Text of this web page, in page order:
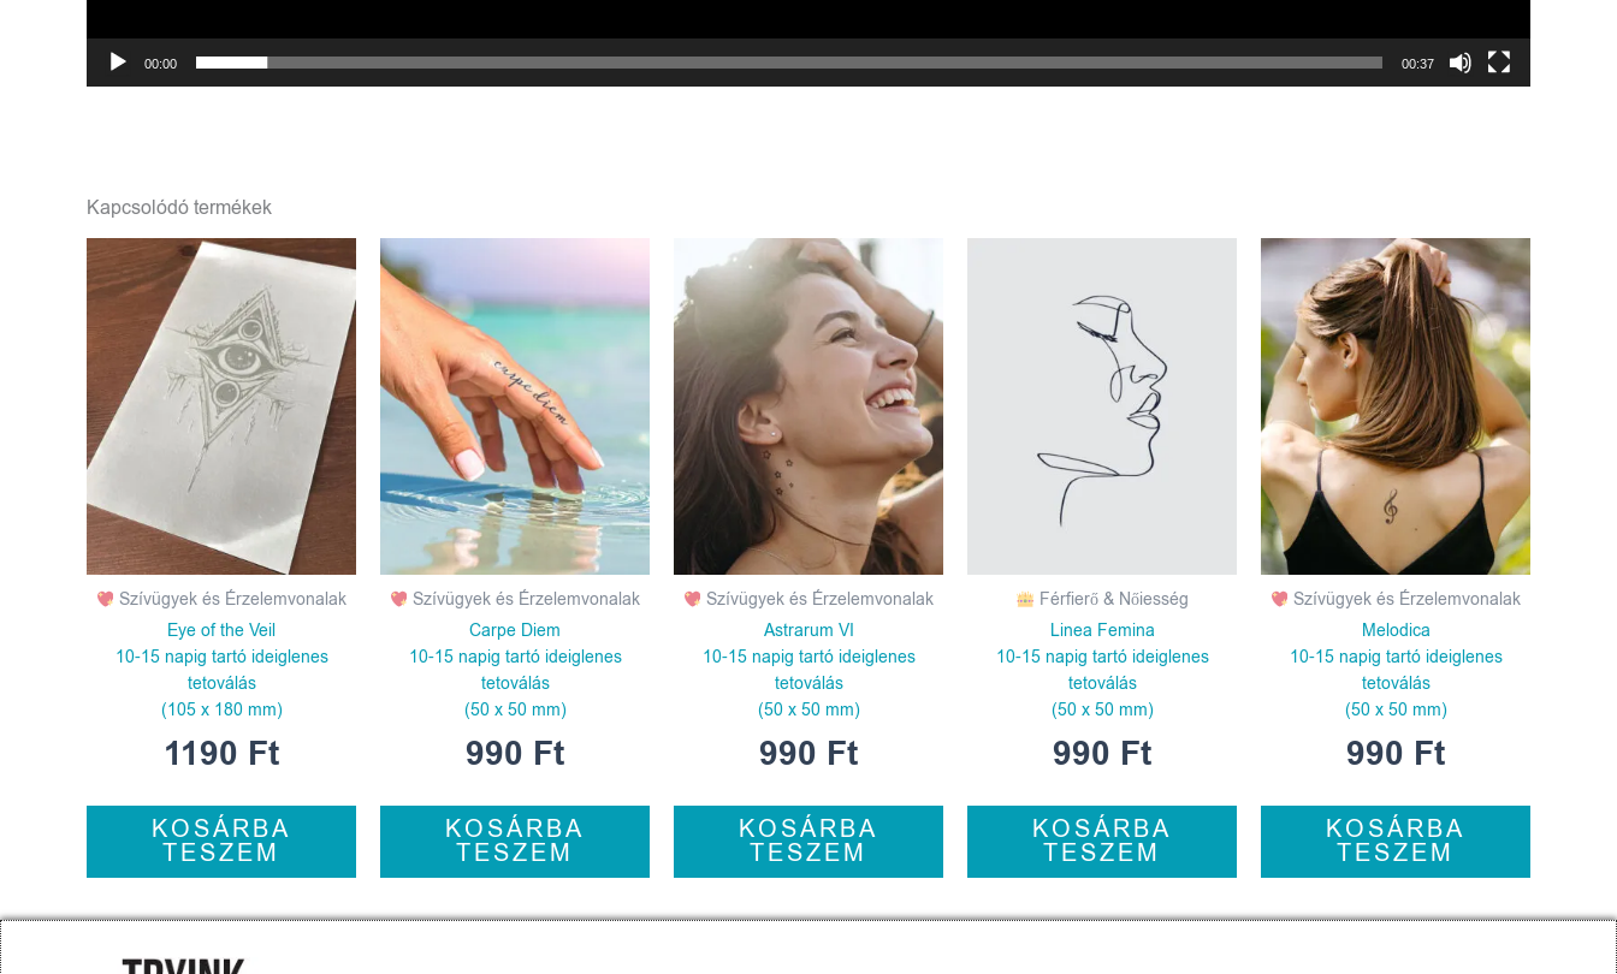
00:00 00:37
Kapcsolódó termékek
Szívügyek és Érzelemvonalak
Eye of the Veil
10-15 napig tartó ideiglenes
tetoválás
(105 x 180 mm)
1190 Ft
KOSÁRBA
TESZEM
Szívügyek és Érzelemvonalak
Carpe Diem
10-15 napig tartó ideiglenes
tetoválás
(50 x 50 mm)
990 Ft
KOSÁRBA
TESZEM
Szívügyek és Érzelemvonalak
Astrarum VI
10-15 napig tartó ideiglenes
tetoválás
(50 x 50 mm)
990 Ft
KOSÁRBA
TESZEM
Férfierő & Nőiesség
Linea Femina
10-15 napig tartó ideiglenes
tetoválás
(50 x 50 mm)
990 Ft
KOSÁRBA
TESZEM
Szívügyek és Érzelemvonalak
Melodica
10-15 napig tartó ideiglenes
tetoválás
(50 x 50 mm)
990 Ft
KOSÁRBA
TESZEM